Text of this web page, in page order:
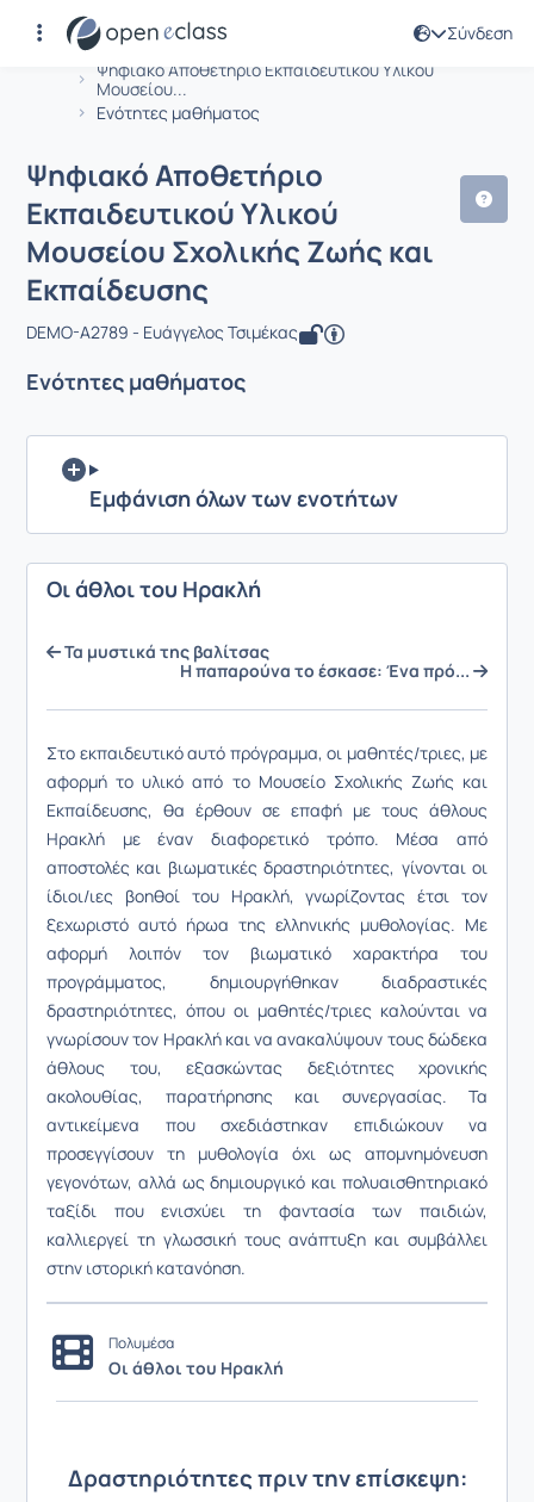
Σύνδεση
Αρχική Σελίδα
Ψηφιακό Αποθετήριο Εκπαιδευτικού Υλικού
Μουσείου...
Ενότητες μαθήματος
Μάθημα : Ψηφιακό Αποθετήριο
Ψηφιακό Αποθετήριο
Εκπαιδευτικού Υλικού
Μουσείου Σχολικής Ζωής και
Εκπαίδευσης
DEMO-A2789 - Ευάγγελος Τσιμέκας
Ενότητες μαθήματος
Εμφάνιση όλων των ενοτήτων
Οι άθλοι του Ηρακλή
Τα μυστικά της βαλίτσας
Η παπαρούνα το έσκασε: Ένα πρό...
Στο εκπαιδευτικό αυτό πρόγραμμα, οι μαθητές/τριες, με
αφορμή το υλικό από το Μουσείο Σχολικής Ζωής και
Εκπαίδευσης, θα έρθουν σε επαφή με τους άθλους
Ηρακλή με έναν διαφορετικό τρόπο. Μέσα από
αποστολές και βιωματικές δραστηριότητες, γίνονται οι
ίδιοι/ιες βοηθοί του Ηρακλή, γνωρίζοντας έτσι τον
ξεχωριστό αυτό ήρωα της ελληνικής μυθολογίας. Με
αφορμή λοιπόν τον βιωματικό χαρακτήρα του
προγράμματος, δημιουργήθηκαν διαδραστικές
δραστηριότητες, όπου οι μαθητές/τριες καλούνται να
γνωρίσουν τον Ηρακλή και να ανακαλύψουν τους δώδεκα
άθλους του, εξασκώντας δεξιότητες χρονικής
ακολουθίας, παρατήρησης και συνεργασίας. Τα
αντικείμενα που σχεδιάστηκαν επιδιώκουν να
προσεγγίσουν τη μυθολογία όχι ως απομνημόνευση
γεγονότων, αλλά ως δημιουργικό και πολυαισθητηριακό
ταξίδι που ενισχύει τη φαντασία των παιδιών,
καλλιεργεί τη γλωσσική τους ανάπτυξη και συμβάλλει
στην ιστορική κατανόηση.
Πολυμέσα
Οι άθλοι του Ηρακλή
Δραστηριότητες πριν την επίσκεψη: